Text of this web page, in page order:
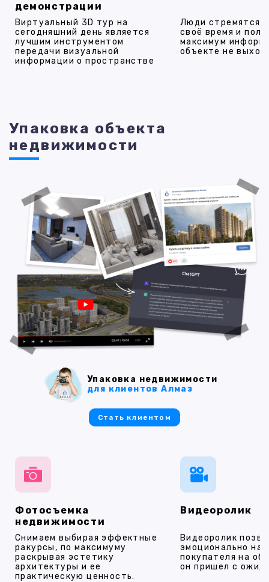
демонстрации
Виртуальный 3D тур на
сегодняшний день является
лучшим инструментом
передачи визуальной
информации о пространстве
Люди стремятся
своё время и
максимум
объекте не
Упаковка объекта
недвижимости
Фотосъемка
недвижимости
Снимаем выбирая эффектные
ракурсы, по максимуму
раскрывая эстетику
архитектуры и ее
практическую ценность.
Видеоролик
Видеоролик
эмоционально
покупателя на
он пришел с
Упаковка недвижимости
для клиентов Алмаз
Стать клиентом